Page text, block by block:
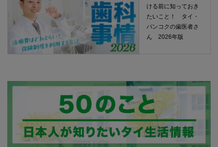
ける前に知っておき
たいこと！ タイ・
バンコクの歯医者さ
ん 2026年版